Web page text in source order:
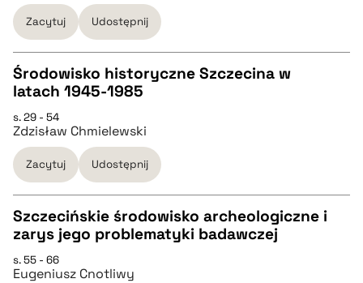
pobierz cytat
BIBTEX
Zacytuj Udostępnij
pobierz cytat
BIBTEX
pobierz cytat
Środowisko historyczne Szczecina w
latach 1945-1985
s. 29 - 54
Zdzisław Chmielewski
Zacytuj Udostępnij
CZYSTY TEKST
Szczecińskie środowisko archeologiczne i
zarys jego problematyki badawczej
s. 55 - 66
Eugeniusz Cnotliwy